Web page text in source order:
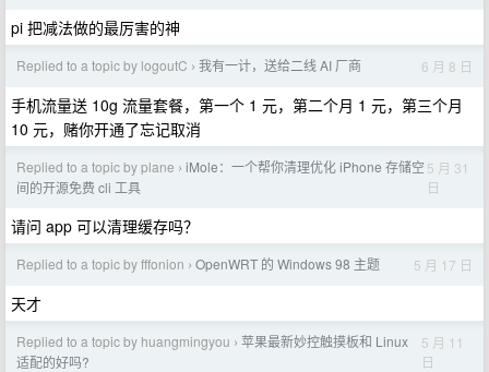
pi 把减法做的最厉害的神
Replied to a topic by logoutC › 我有一计，送给二线 AI 厂商 6 月 8 日
手机流量送 10g 流量套餐，第一个 1 元，第二个月 1 元，第三个月
10 元，赌你开通了忘记取消
Replied to a topic by plane › iMole：一个帮你清理优化 iPhone 存储空
间的开源免费 cli 工具
5 月 31
日
请问 app 可以清理缓存吗？
Replied to a topic by fffonion › OpenWRT 的 Windows 98 主题 5 月 17 日
天才
Replied to a topic by huangmingyou › 苹果最新妙控触摸板和 Linux
适配的好吗?
5 月 11
日